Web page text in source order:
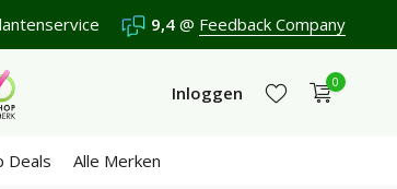
/10 in 3300+ reviews
9,4 @ Feedback Company
Inloggen
0
Deals Alle Merken